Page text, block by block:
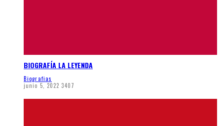
BIOGRAFÍA LA LEYENDA
Biografias
junio 5, 2022 3407